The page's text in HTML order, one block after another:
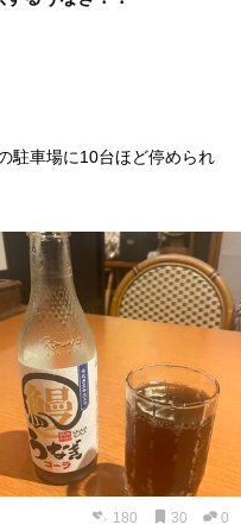
駐車場に10台ほど停められ
180 30 0